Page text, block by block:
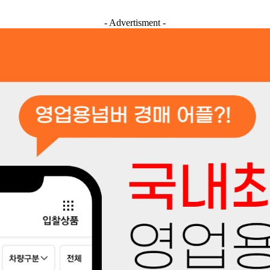
- Advertisment -